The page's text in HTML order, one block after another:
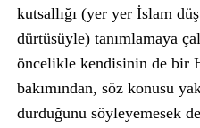
kutsallığı (yer yer İslam
dürtüsüyle) tanımlamaya
öncelikle kendisinin de bir
bakımından, söz konusu
durduğunu söyleyemesek